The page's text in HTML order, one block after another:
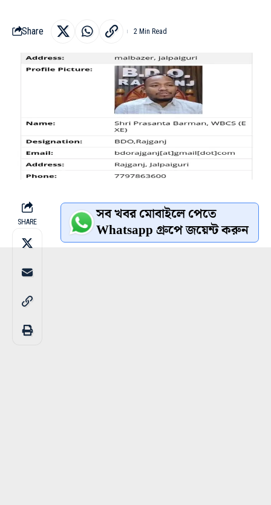
Share 2 Min Read
SHARE সব খবর মোবাইলে পেতে
Whatsapp গ্রুপে জয়েন্ট করুন